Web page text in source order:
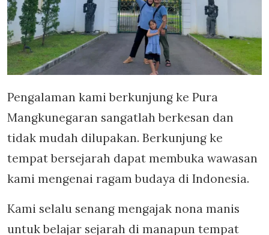
Pengalaman kami berkunjung ke Pura
Mangkunegaran sangatlah berkesan dan
tidak mudah dilupakan. Berkunjung ke
tempat bersejarah dapat membuka wawasan
kami mengenai ragam budaya di Indonesia.
Kami selalu senang mengajak nona manis
untuk belajar sejarah di manapun tempat